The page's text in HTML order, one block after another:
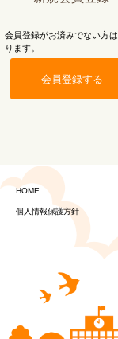
会員登録がお済みでない方
ります。
会員登録する
HOME
個人情報保護方針